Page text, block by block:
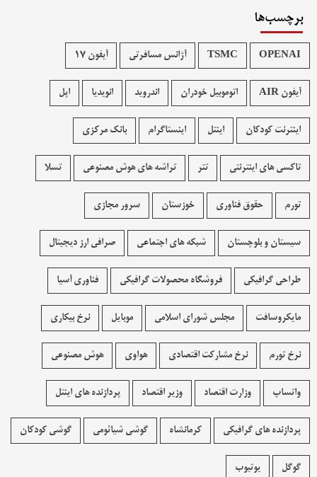
برچسب‌ها
OPENAI
TSMC آژانس مسافرتی آیفون 17
آیفون AIR اتوموبیل خودران اندروید انویدیا اپل
اینترنت کودکان اینتل اینستاگرام بانک مرکزی
تاکسی های اینترنتی تتر تراشه های هوش مصنوعی تسلا
تورم حقوق فناوری خوزستان سرور مجازی
سیستان و بلوچستان شبکه های اجتماعی صرافی ارز دیجیتال
طراحی گرافیکی فروشگاه محصولات گرافيکی فناوری آسیا
مایکروسافت مجلس شورای اسلامی موبایل نرخ بیکاری
نرخ تورم نرخ مشارکت اقتصادی هواوی هوش مصنوعی
واتساپ وزارت اقتصاد وزیر اقتصاد پردازنده های اینتل
پردازنده های گرافیکی کرمانشاه گوشی شیائومی گوشی کودکان
گوگل یوتیوب